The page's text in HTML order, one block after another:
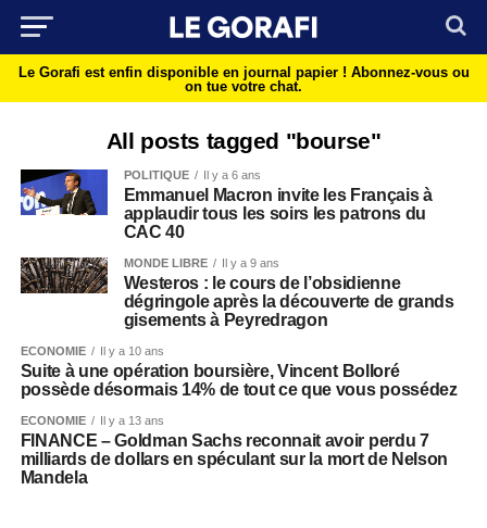
Le Gorafi est enfin disponible en journal papier ! Abonnez-vous ou
on tue votre chat.
All posts tagged "bourse"
POLITIQUE Il y a 6 ans
Emmanuel Macron invite les Français à
applaudir tous les soirs les patrons du
CAC 40
MONDE LIBRE Il y a 9 ans
Westeros : le cours de l’obsidienne
dégringole après la découverte de grands
gisements à Peyredragon
ECONOMIE Il y a 10 ans
Suite à une opération boursière, Vincent Bolloré
possède désormais 14% de tout ce que vous possédez
ECONOMIE Il y a 13 ans
FINANCE – Goldman Sachs reconnait avoir perdu 7
milliards de dollars en spéculant sur la mort de Nelson
Mandela